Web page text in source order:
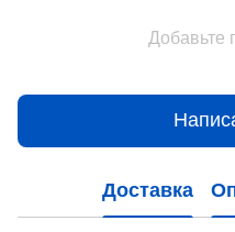
Добавьте
Доставка